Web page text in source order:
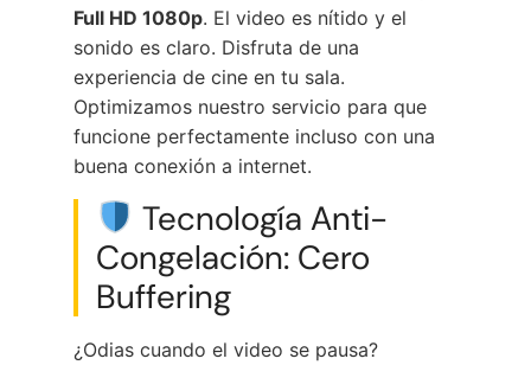
Full HD 1080p. El video es nítido y el
sonido es claro. Disfruta de una
experiencia de cine en tu sala.
Optimizamos nuestro servicio para que
funcione perfectamente incluso con una
buena conexión a internet.
Tecnología Anti-
Congelación: Cero
Buffering
¿Odias cuando el video se pausa?